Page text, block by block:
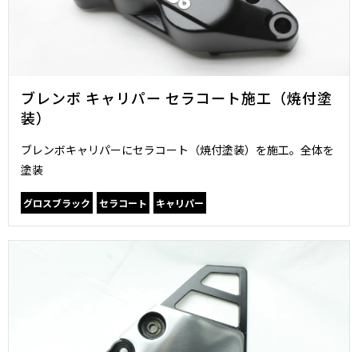
ブレンボ キャリパー セラコート施工（焼付塗
装）
ブレンボキャリパーにセラコート（焼付塗装）を施工。全体を
塗装
グロスブラック セラコート キャリパー